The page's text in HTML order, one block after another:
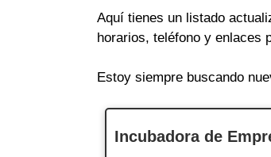
Aquí tienes un listado
horarios, teléfono y enlaces
Estoy siempre buscando
Incubadora de